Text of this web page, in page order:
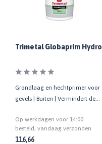
Trimetal Globaprim Hydro
Grondlaag en hechtprimer voor
gevels | Buiten | Vermindert de
Op werkdagen voor 14:00
besteld, vandaag verzonden
116,66